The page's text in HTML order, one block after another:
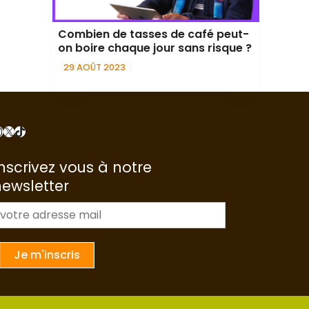
Combien de tasses de café peut-
on boire chaque jour sans risque ?
29 AOÛT 2023
X TikTok
vous à notre
Je m'inscris